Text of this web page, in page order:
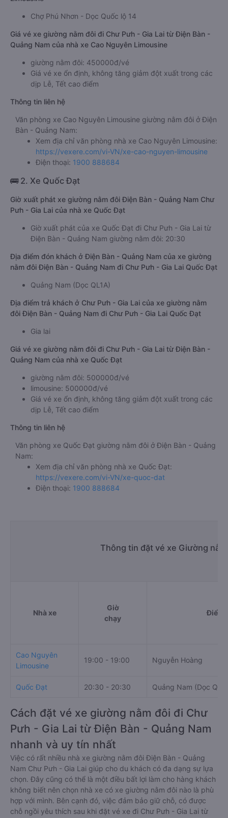
Chợ Phú Nhơn - Dọc Quốc lộ 14
Giá vé xe giường nằm đôi đi Chư Pưh - Gia Lai từ Điện Bàn -
Quảng Nam của nhà xe Cao Nguyên Limousine
giường nằm đôi: 450000đ/vé
Giá vé xe ổn định, không tăng giảm đột xuất trong các
dịp Lễ, Tết cao điểm
Thông tin liên hệ
Văn phòng xe Cao Nguyên Limousine giường nằm đôi ở Điện
Bàn - Quảng Nam:
Xem địa chỉ văn phòng nhà xe Cao Nguyên Limousine:
https://vexere.com/vi-VN/xe-cao-nguyen-limousine
Điện thoại: 1900 888684
🚌 2. Xe Quốc Đạt
Giờ xuất phát xe giường nằm đôi Điện Bàn - Quảng Nam Chư
Pưh - Gia Lai của nhà xe Quốc Đạt
Giờ xuất phát của xe Quốc Đạt đi Chư Pưh - Gia Lai từ
Điện Bàn - Quảng Nam giường nằm đôi: 20:30
Địa điểm đón khách ở Điện Bàn - Quảng Nam của xe giường
nằm đôi Điện Bàn - Quảng Nam đi Chư Pưh - Gia Lai Quốc Đạt
Quảng Nam (Dọc QL1A)
Địa điểm trả khách ở Chư Pưh - Gia Lai của xe giường nằm
đôi Điện Bàn - Quảng Nam đi Chư Pưh - Gia Lai Quốc Đạt
Gia lai
Giá vé xe giường nằm đôi đi Chư Pưh - Gia Lai từ Điện Bàn -
Quảng Nam của nhà xe Quốc Đạt
giường nằm đôi: 500000đ/vé
limousine: 500000đ/vé
Giá vé xe ổn định, không tăng giảm đột xuất trong các
dịp Lễ, Tết cao điểm
Thông tin liên hệ
Văn phòng xe Quốc Đạt giường nằm đôi ở Điện Bàn - Quảng
Nam:
Xem địa chỉ văn phòng nhà xe Quốc Đạt:
https://vexere.com/vi-VN/xe-quoc-dat
Điện thoại: 1900 888684
Thông tin đặt vé xe Giường
Nhà xe
Giờ
chạy
Điểm
Cao Nguyên
Limousine
19:00 - 19:00 Nguyễn Hoàng
Quốc Đạt 20:30 - 20:30 Quảng Nam (Dọc
Cách đặt vé xe giường nằm đôi đi Chư
Pưh - Gia Lai từ Điện Bàn - Quảng Nam
nhanh và uy tín nhất
Việc có rất nhiều nhà xe giường nằm đôi Điện Bàn - Quảng
Nam Chư Pưh - Gia Lai giúp cho du khách có đa dạng sự lựa
chọn. Đây cũng có thể là một điều bất lợi làm cho hàng khách
không biết nên chọn nhà xe có xe giường nằm đôi nào là phù
hợp với mình. Bên cạnh đó, việc đảm bảo giữ chỗ, có được
chỗ ngồi yêu thích sau khi đặt vé xe đi Chư Pưh - Gia Lai từ